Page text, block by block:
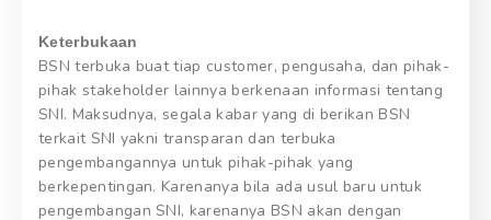
Keterbukaan
BSN terbuka buat tiap customer, pengusaha, dan pihak-
pihak stakeholder lainnya berkenaan informasi tentang
SNI. Maksudnya, segala kabar yang di berikan BSN
terkait SNI yakni transparan dan terbuka
pengembangannya untuk pihak-pihak yang
berkepentingan. Karenanya bila ada usul baru untuk
pengembangan SNI, karenanya BSN akan dengan